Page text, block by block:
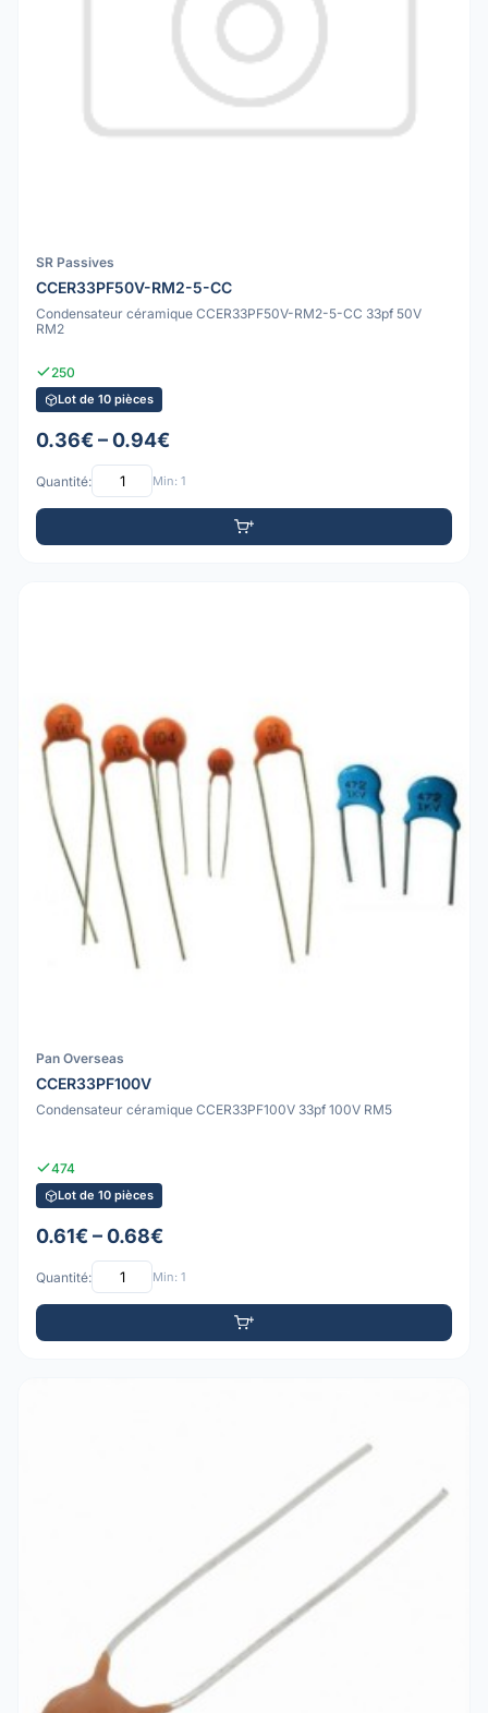
SR Passives
CCER33PF50V-RM2-5-CC
Condensateur céramique CCER33PF50V-RM2-5-CC 33pf 50V
RM2
250
Lot de 10 pièces
0.36€ – 0.94€
Quantité: Min: 1
Pan Overseas
CCER33PF100V
Condensateur céramique CCER33PF100V 33pf 100V RM5
474
Lot de 10 pièces
0.61€ – 0.68€
Quantité: Min: 1